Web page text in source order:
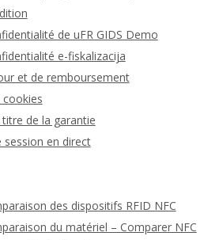
de uFR GIDS Demo
e-fiskalizacija
et de remboursement
cookies
de la garantie
session en direct
des dispositifs RFID NFC
du matériel – Comparer NFC